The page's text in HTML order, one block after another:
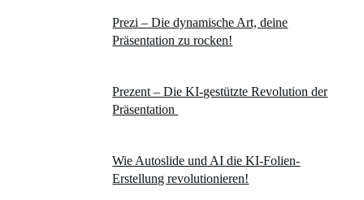
Prezi – Die dynamische Art, deine
Präsentation zu rocken!
Prezent – Die KI-gestützte Revolution der
Präsentation
Wie Autoslide und AI die KI-Folien-
Erstellung revolutionieren!